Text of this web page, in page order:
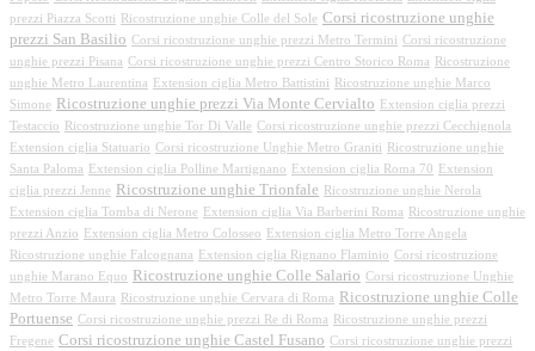
prezzi Piazza Scotti
Ricostruzione unghie Colle del Sole Corsi ricostruzione unghie
prezzi San Basilio Corsi ricostruzione unghie prezzi Metro Termini Corsi ricostruzione
unghie prezzi Pisana Corsi ricostruzione unghie prezzi Centro Storico Roma
Ricostruzione
unghie Metro Laurentina
Extension ciglia Metro Battistini
Ricostruzione unghie Marco
Simone
Ricostruzione unghie prezzi Via Monte Cervialto
Extension ciglia prezzi
Testaccio
Ricostruzione unghie Tor Di Valle Corsi ricostruzione unghie prezzi Cecchignola
Extension ciglia Statuario Corsi ricostruzione Unghie Metro Graniti
Ricostruzione unghie
Santa Paloma
Extension ciglia Polline Martignano Extension ciglia Roma 70
Extension
ciglia prezzi Jenne
Ricostruzione unghie Trionfale
Ricostruzione unghie Nerola
Extension ciglia Tomba di Nerone
Extension ciglia Via Barberini Roma
Ricostruzione unghie
prezzi Anzio
Extension ciglia Metro Colosseo
Extension ciglia Metro Torre Angela
Ricostruzione unghie Falcognana
Extension ciglia Rignano Flaminio Corsi ricostruzione
unghie Marano Equo
Ricostruzione unghie Colle Salario Corsi ricostruzione Unghie
Metro Torre Maura
Ricostruzione unghie Cervara di Roma
Ricostruzione unghie Colle
Portuense Corsi ricostruzione unghie prezzi Re di Roma
Ricostruzione unghie prezzi
Fregene Corsi ricostruzione unghie Castel Fusano Corsi ricostruzione unghie prezzi